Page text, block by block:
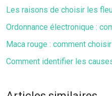
Les raisons de choisir les
Ordonnance électronique :
Maca rouge : comment
Comment identifier les